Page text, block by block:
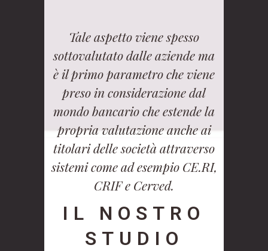
Tale aspetto viene spesso
sottovalutato dalle aziende ma
è il primo parametro che viene
preso in considerazione dal
mondo bancario che estende la
propria valutazione anche ai
titolari delle società attraverso
sistemi come ad esempio CE.RI,
CRIF e Cerved.
IL NOSTRO
STUDIO